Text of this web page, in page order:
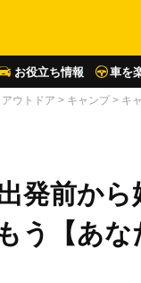
お役立ち情報 車を
アウトドア > キャンプ > キ
発前か
う【あ